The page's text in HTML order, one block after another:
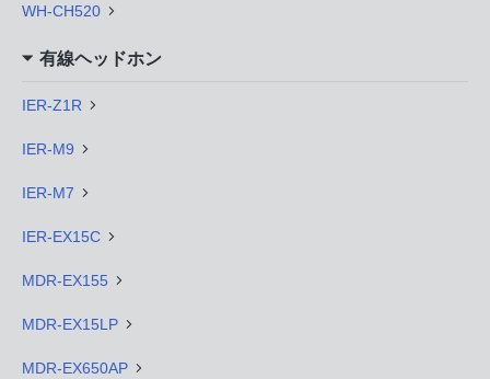
WH-CH520
有線ヘッドホン
IER-Z1R
IER-M9
IER-M7
IER-EX15C
MDR-EX155
MDR-EX15LP
MDR-EX650AP